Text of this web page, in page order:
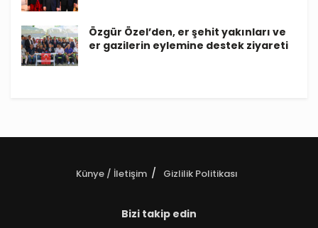
Özgür Özel’den, er şehit yakınları ve
er gazilerin eylemine destek ziyareti
Künye / İletişim Gizlilik Politikası
Bizi takip edin